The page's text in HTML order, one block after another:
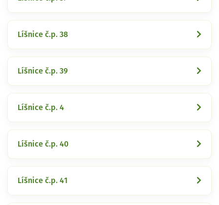
Líšnice č.p. 38
Líšnice č.p. 39
Líšnice č.p. 4
Líšnice č.p. 40
Líšnice č.p. 41